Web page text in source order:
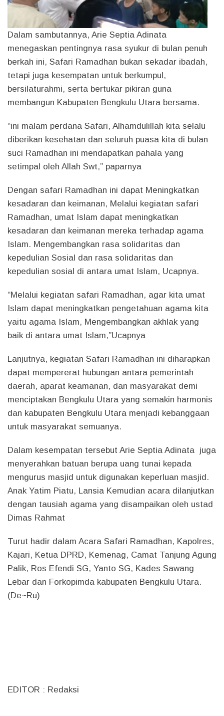
Dalam sambutannya, Arie Septia Adinata
menegaskan pentingnya rasa syukur di bulan penuh
berkah ini, Safari Ramadhan bukan sekadar ibadah,
tetapi juga kesempatan untuk berkumpul,
bersilaturahmi, serta bertukar pikiran guna
membangun Kabupaten Bengkulu Utara bersama.
“ini malam perdana Safari, Alhamdulillah kita selalu
diberikan kesehatan dan seluruh puasa kita di bulan
suci Ramadhan ini mendapatkan pahala yang
setimpal oleh Allah Swt,” paparnya
Dengan safari Ramadhan ini dapat Meningkatkan
kesadaran dan keimanan, Melalui kegiatan safari
Ramadhan, umat Islam dapat meningkatkan
kesadaran dan keimanan mereka terhadap agama
Islam. Mengembangkan rasa solidaritas dan
kepedulian Sosial dan rasa solidaritas dan
kepedulian sosial di antara umat Islam, Ucapnya.
“Melalui kegiatan safari Ramadhan, agar kita umat
Islam dapat meningkatkan pengetahuan agama kita
yaitu agama Islam, Mengembangkan akhlak yang
baik di antara umat Islam,”Ucapnya
Lanjutnya, kegiatan Safari Ramadhan ini diharapkan
dapat mempererat hubungan antara pemerintah
daerah, aparat keamanan, dan masyarakat demi
menciptakan Bengkulu Utara yang semakin harmonis
dan kabupaten Bengkulu Utara menjadi kebanggaan
untuk masyarakat semuanya.
Dalam kesempatan tersebut Arie Septia Adinata juga
menyerahkan batuan berupa uang tunai kepada
mengurus masjid untuk digunakan keperluan masjid.
Anak Yatim Piatu, Lansia Kemudian acara dilanjutkan
dengan tausiah agama yang disampaikan oleh ustad
Dimas Rahmat
Turut hadir dalam Acara Safari Ramadhan, Kapolres,
Kajari, Ketua DPRD, Kemenag, Camat Tanjung Agung
Palik, Ros Efendi SG, Yanto SG, Kades Sawang
Lebar dan Forkopimda kabupaten Bengkulu Utara.
(De~Ru)
EDITOR : Redaksi